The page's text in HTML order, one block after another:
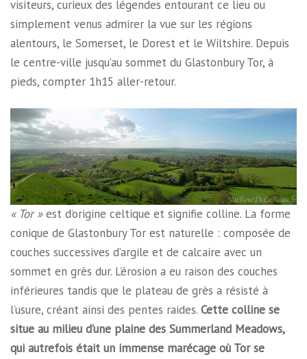
visiteurs, curieux des légendes entourant ce lieu ou
simplement venus admirer la vue sur les régions
alentours, le Somerset, le Dorest et le Wiltshire. Depuis
le centre-ville jusqu’au sommet du Glastonbury Tor, à
pieds, compter 1h15 aller-retour.
« Tor »est d’origine celtique et signifie colline. La forme
conique de Glastonbury Tor est naturelle : composée de
couches successives d’argile et de calcaire avec un
sommet en grès dur. L’érosion a eu raison des couches
inférieures tandis que le plateau de grès a résisté à
l’usure, créant ainsi des pentes raides. Cette colline se
situe au milieu d’une plaine des Summerland Meadows,
qui autrefois était un immense marécage où Tor se